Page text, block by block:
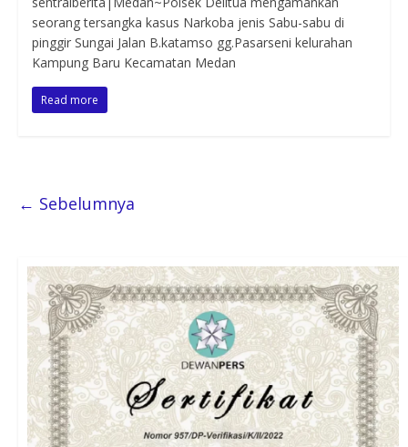
seorang tersangka kasus Narkoba jenis Sabu-sabu di
pinggir Sungai Jalan B.katamso gg.Pasarseni kelurahan
Kampung Baru Kecamatan Medan
Read more
← Sebelumnya